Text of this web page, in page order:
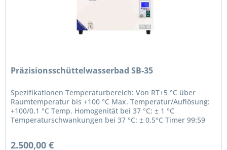
Präzisionsschüttelwasserbad SB-35
Spezifikationen Temperaturbereich: Von RT+5 °C über
Raumtemperatur bis +100 °C Max. Temperatur/Auflösung:
+100/0,1 °C Temp. Homogenität bei 37 °C: ± 1 °C
Temperaturschwankungen bei 37 °C: ± 0,5°C Timer 99:59
2.500,00 €